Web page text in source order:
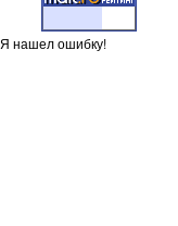
Я нашел ошибку!